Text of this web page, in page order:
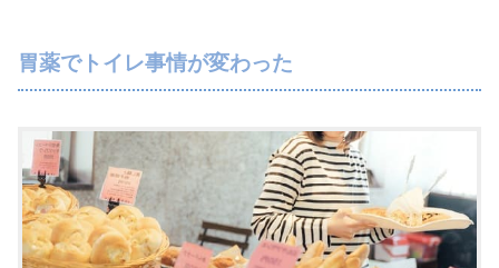
胃薬でトイレ事情が変わった